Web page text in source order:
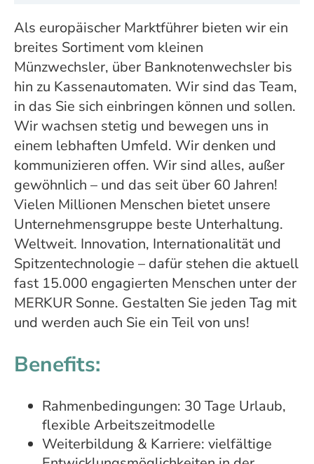
Als europäischer Marktführer bieten wir ein
breites Sortiment vom kleinen
Münzwechsler, über Banknotenwechsler bis
hin zu Kassenautomaten. Wir sind das Team,
in das Sie sich einbringen können und sollen.
Wir wachsen stetig und bewegen uns in
einem lebhaften Umfeld. Wir denken und
kommunizieren offen. Wir sind alles, außer
gewöhnlich – und das seit über 60 Jahren!
Vielen Millionen Menschen bietet unsere
Unternehmensgruppe beste Unterhaltung.
Weltweit. Innovation, Internationalität und
Spitzentechnologie – dafür stehen die aktuell
fast 15.000 engagierten Menschen unter der
MERKUR Sonne. Gestalten Sie jeden Tag mit
und werden auch Sie ein Teil von uns!
Benefits:
Rahmenbedingungen: 30 Tage Urlaub,
flexible Arbeitszeitmodelle
Weiterbildung & Karriere: vielfältige